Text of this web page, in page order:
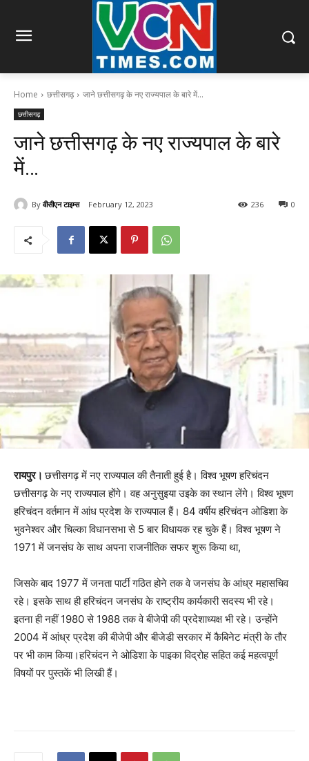
Home छत्तीसगढ़ जाने छत्तीसगढ़ के नए राज्यपाल के बारे में...
छत्तीसगढ़
जाने छत्तीसगढ़ के नए राज्यपाल के बारे
में…
By वीसीएन टाइम्स February 12, 2023 0
236
रायपुर।छत्तीसगढ़ में नए राज्यपाल की तैनाती हुई है। विश्व भूषण हरिचंदन
छत्तीसगढ़ के नए राज्यपाल होंगे। वह अनुसुइया उइके का स्थान लेंगे। विश्व भूषण
हरिचंदन वर्तमान में आंध प्रदेश के राज्यपाल हैं। 84 वर्षीय हरिचंदन ओडिशा के
भुवनेश्वर और चिल्का विधानसभा से 5 बार विधायक रह चुके हैं। विश्व भूषण ने
1971 में जनसंघ के साथ अपना राजनीतिक सफर शुरू किया था,
जिसके बाद 1977 में जनता पार्टी गठित होने तक वे जनसंघ के आंध्र महासचिव
रहे। इसके साथ ही हरिचंदन जनसंघ के राष्ट्रीय कार्यकारी सदस्य भी रहे।
इतना ही नहीं 1980 से 1988 तक वे बीजेपी की प्रदेशाध्यक्ष भी रहे। उन्होंने
2004 में आंध्र प्रदेश की बीजेपी और बीजेडी सरकार में कैबिनेट मंत्री के तौर
पर भी काम किया।हरिचंदन ने ओडिशा के पाइका विद्रोह सहित कई महत्वपूर्ण
विषयों पर पुस्तकें भी लिखी हैं।